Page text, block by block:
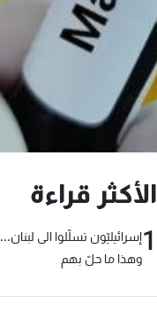
الأكثر قراءة
1إسرائيليّون تسلّلوا الى لبنان...
وهذا ما حلّ بهم